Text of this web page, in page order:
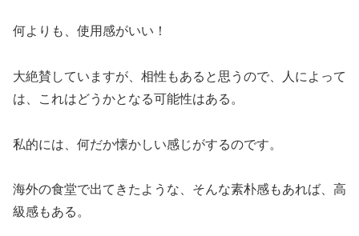
何よりも、使用感がいい！
大絶賛していますが、相性もあると思うので、人によって
は、これはどうかとなる可能性はある。
私的には、何だか懐かしい感じがするのです。
海外の食堂で出てきたような、そんな素朴感もあれば、高
級感もある。